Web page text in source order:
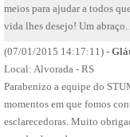
meios para ajudar a todos
vida lhes desejo! Um
(07/01/2015 14:17:11) -
Local: Alvorada - RS
Parabenizo a equipe do
momentos em que fomos
esclarecedoras. Muito